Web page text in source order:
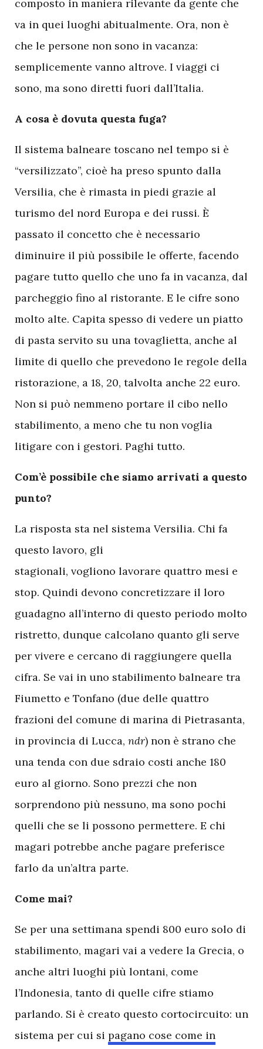
composto in maniera rilevante da gente che
va in quei luoghi abitualmente. Ora, non è
che le persone non sono in vacanza:
semplicemente vanno altrove. I viaggi ci
sono, ma sono diretti fuori dall’Italia.
A cosa è dovuta questa fuga?
Il sistema balneare toscano nel tempo si è
“versilizzato”, cioè ha preso spunto dalla
Versilia, che è rimasta in piedi grazie al
turismo del nord Europa e dei russi. È
passato il concetto che è necessario
diminuire il più possibile le offerte, facendo
pagare tutto quello che uno fa in vacanza, dal
parcheggio fino al ristorante. E le cifre sono
molto alte. Capita spesso di vedere un piatto
di pasta servito su una tovaglietta, anche al
limite di quello che prevedono le regole della
ristorazione, a 18, 20, talvolta anche 22 euro.
Non si può nemmeno portare il cibo nello
stabilimento, a meno che tu non voglia
litigare con i gestori. Paghi tutto.
Com’è possibile che siamo arrivati a questo
punto?
La risposta sta nel sistema Versilia. Chi fa
questo lavoro, gli
stagionali, vogliono lavorare quattro mesi e
stop. Quindi devono concretizzare il loro
guadagno all’interno di questo periodo molto
ristretto, dunque calcolano quanto gli serve
per vivere e cercano di raggiungere quella
cifra. Se vai in uno stabilimento balneare tra
Fiumetto e Tonfano (due delle quattro
frazioni del comune di marina di Pietrasanta,
in provincia di Lucca, ndr) non è strano che
una tenda con due sdraio costi anche 180
euro al giorno. Sono prezzi che non
sorprendono più nessuno, ma sono pochi
quelli che se li possono permettere. E chi
magari potrebbe anche pagare preferisce
farlo da un’altra parte.
Come mai?
Se per una settimana spendi 800 euro solo di
stabilimento, magari vai a vedere la Grecia, o
anche altri luoghi più lontani, come
l’Indonesia, tanto di quelle cifre stiamo
parlando. Si è creato questo cortocircuito: un
sistema per cui si pagano cose come in